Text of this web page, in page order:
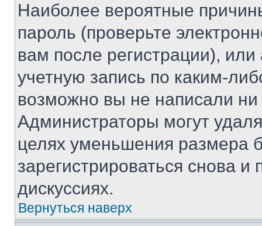
Наиболее вероятные
пароль (проверьте
вам после регистрации),
учетную запись по каким-
возможно вы не написали
Администраторы могут
целях уменьшения размера
зарегистрироваться снова и
дискуссиях.
Вернуться наверх